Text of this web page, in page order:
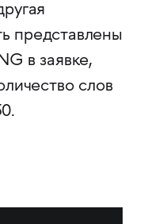
представлены
в заявке,
слов